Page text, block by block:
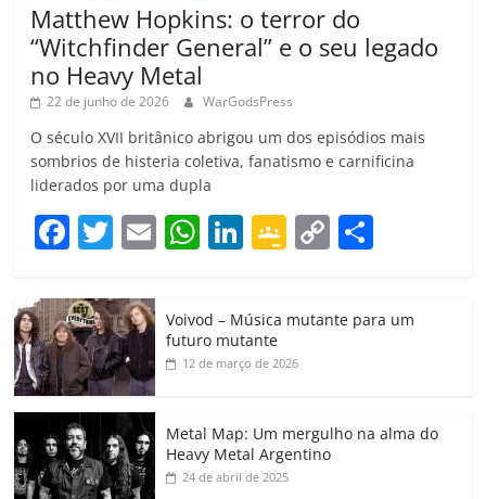
Matthew Hopkins: o terror do
“Witchfinder General” e o seu legado
no Heavy Metal
22 de junho de 2026 WarGodsPress
O século XVII britânico abrigou um dos episódios mais
sombrios de histeria coletiva, fanatismo e carnificina
liderados por uma dupla
F
c
e
b
o
o
k
T
itt
er
E
ai
W
at
s
A
p
Li
k
e
dI
G
gl
e
a
ss
C
y
k
p
h
Voivod – Música mutante para um
futuro mutante
12 de março de 2026
Metal Map: Um mergulho na alma do
Heavy Metal Argentino
24 de abril de 2025